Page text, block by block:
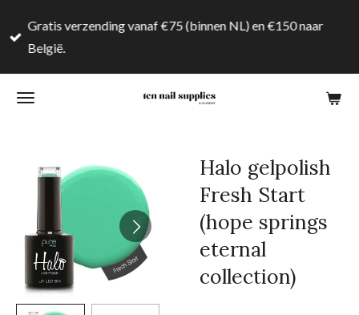
direct
hoofdinhoud
Gratis verzending vanaf €75 (binnen NL) en €150 naar
België.
Halo gelpolish
Fresh Start
(hope springs
eternal
collection)